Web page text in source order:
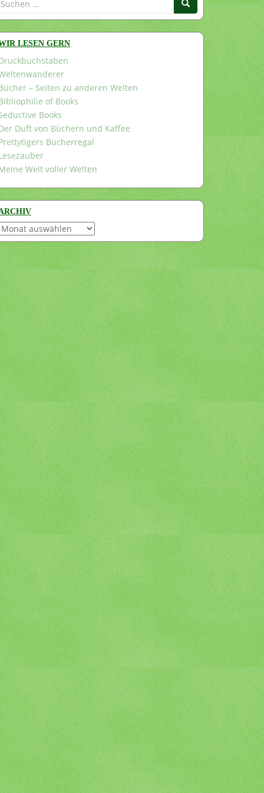
LESEN GERN
– Seiten zu anderen Welten
of Books
Books
Duft von Büchern und Kaffee
Bücherregal
Welt voller Welten